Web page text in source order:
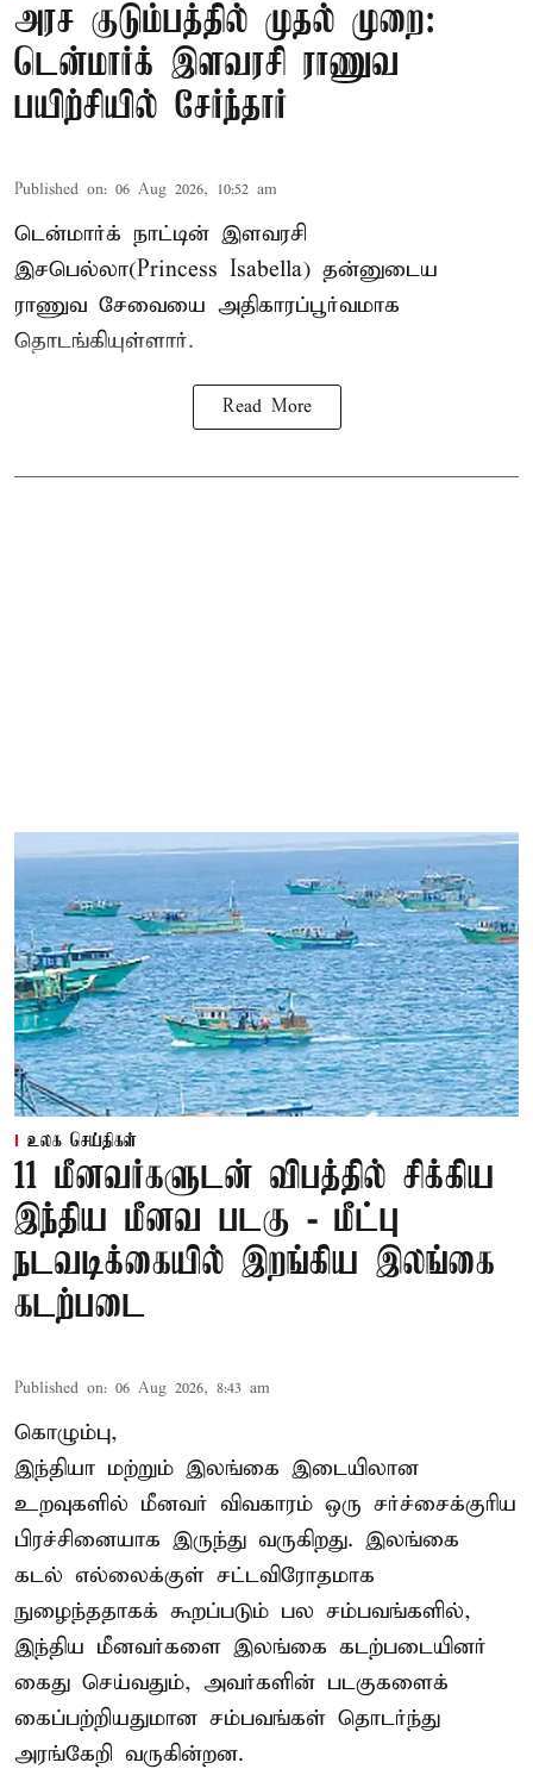
அரச குடும்பத்தில் முதல் முறை:
டென்மார்க் இளவரசி ராணுவ
பயிற்சியில் சேர்ந்தார்
Published on: 06 Aug 2026, 10:52 am
டென்மார்க் நாட்டின் இளவரசி
இசபெல்லா(Princess Isabella) தன்னுடைய
ராணுவ சேவையை அதிகாரப்பூர்வமாக
தொடங்கியுள்ளார்.
Read More
உலக செய்திகள்
11 மீனவர்களுடன் விபத்தில் சிக்கிய
இந்திய மீனவ படகு - மீட்பு
நடவடிக்கையில் இறங்கிய இலங்கை
கடற்படை
Published on: 06 Aug 2026, 8:43 am
கொழும்பு,
இந்தியா மற்றும் இலங்கை இடையிலான
உறவுகளில் மீனவர் விவகாரம் ஒரு சர்ச்சைக்குரிய
பிரச்சினையாக இருந்து வருகிறது. இலங்கை
கடல் எல்லைக்குள் சட்டவிரோதமாக
நுழைந்ததாகக் கூறப்படும் பல சம்பவங்களில்,
இந்திய மீனவர்களை இலங்கை கடற்படையினர்
கைது செய்வதும், அவர்களின் படகுகளைக்
கைப்பற்றியதுமான சம்பவங்கள் தொடர்ந்து
அரங்கேறி வருகின்றன.